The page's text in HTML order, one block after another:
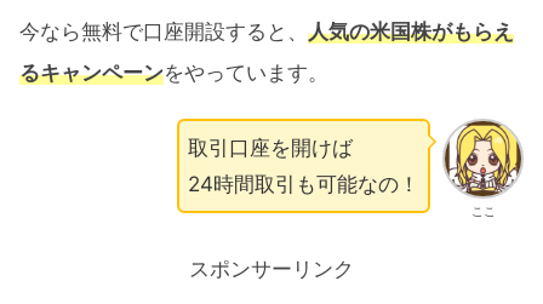
今なら無料で口座開設すると、 人気の米国株がもらえ
るキャンペーンをやっています。
ここ
取引口座を開けば
24時間取引も可能なの！
スポンサーリンク